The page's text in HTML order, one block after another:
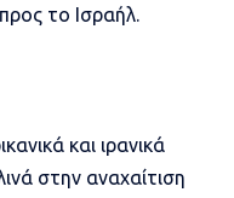
το Ισραήλ.
και ιρανικά
στην αναχαίτιση